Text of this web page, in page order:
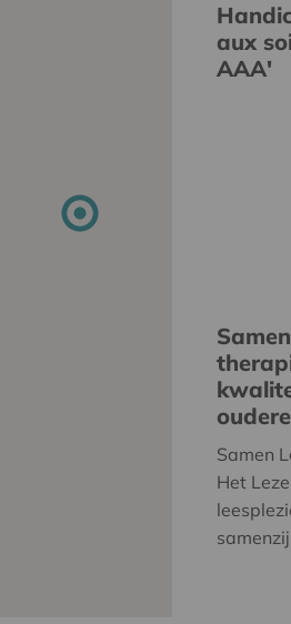
aux
AAA'
Samen
Het